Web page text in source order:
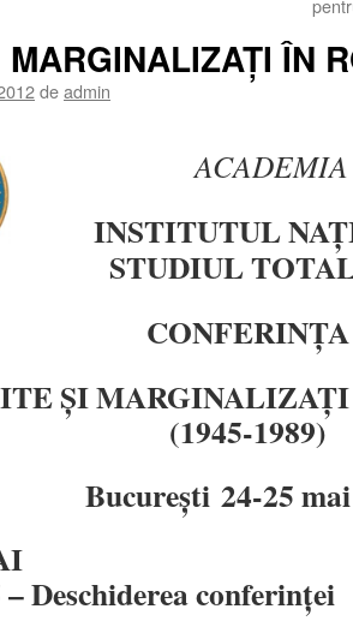
ÎN
deadmin
INSTITUTUL
STUDIUL
CONFERINŢA
ŞI
(1945-1989)
Bucureşti 24-25
– Deschiderea conferinţei